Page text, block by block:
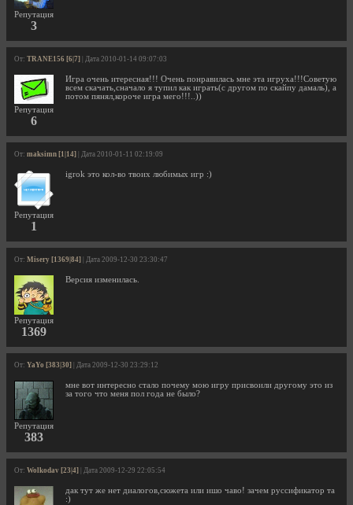
Репутация
3
От: TRANE156 [6|7] | Дата 2010-01-14 09:07:03
Репутация
6
Игра очень итересная!!! Очень понравилась мне эта игруха!!!Советую
всем скачать,сначало я тупил как играть(с другом по скайпу дамаль), а
потом пянял,короче игра мего!!!..))
От: maksimn [1|14] | Дата 2010-01-11 02:19:09
Репутация
1
igrok это кол-во твоих любимых игр :)
От: Misery [1369|84] | Дата 2009-12-30 23:30:47
Репутация
1369
Версия изменилась.
От: YaYo [383|30] | Дата 2009-12-30 23:29:12
Репутация
383
мне вот интересно стало почему мою игру присвоили другому это из
за того что меня пол года не было?
От: Wolkodav [23|4] | Дата 2009-12-29 22:05:54
дак тут же нет диалогов,сюжета или ишо чаво! зачем руссификатор та
:)